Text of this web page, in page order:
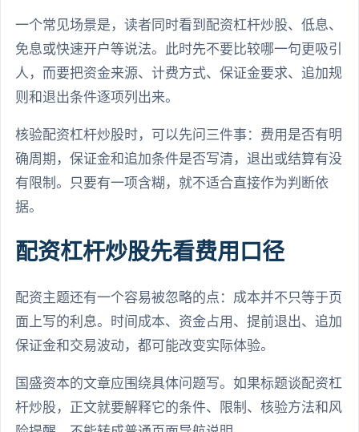
一个常见场景是，读者同时看到配资杠杆炒股、低息、
免息或快速开户等说法。此时先不要比较哪一句更吸引
人，而要把资金来源、计费方式、保证金要求、追加规
则和退出条件逐项列出来。
核验配资杠杆炒股时，可以先问三件事：费用是否有明
确周期，保证金和追加条件是否写清，退出或结算有没
有限制。只要有一项含糊，就不适合直接作为判断依
据。
配资杠杆炒股先看费用口径
配资主题还有一个容易被忽略的点：成本并不只等于页
面上写的利息。时间成本、资金占用、提前退出、追加
保证金和交易波动，都可能改变实际体验。
国盛资本的文章应围绕具体问题写。如果标题谈配资杠
杆炒股，正文就要解释它的条件、限制、核验方法和风